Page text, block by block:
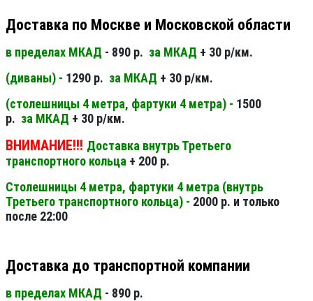
Доставка по Москве и Московской области
в пределах МКАД - 890 р. за МКАД + 30 р/км.
(диваны) - 1290 р. за МКАД + 30 р/км.
(столешницы 4 метра, фартуки 4 метра) - 1500
р. за МКАД + 30 р/км.
ВНИМАНИЕ!!! Доставка внутрь Третьего
транспортного кольца + 200 р.
Столешницы 4 метра, фартуки 4 метра (внутрь
Третьего транспортного кольца) - 2000 р. и только
после 22:00
Доставка до транспортной компании
в пределах МКАД - 890 р.